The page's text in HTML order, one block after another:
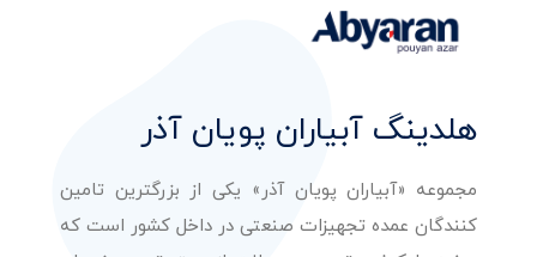
هلدینگ آبیاران پویان آذر
مجموعه «آبیاران پویان آذر» یکی از بزرگترین تامین
کنندگان عمده تجهیزات صنعتی در داخل کشور است که